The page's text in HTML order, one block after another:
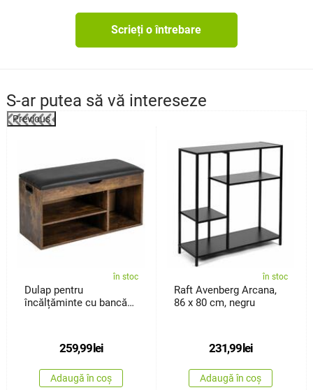
Scrieți o întrebare
S-ar putea să vă intereseze
Previous
în stoc
Dulap pentru
încălțăminte cu bancă
259,99lei
Adaugă în coș
în stoc
Raft Avenberg Arcana,
86 x 80 cm, negru
231,99lei
Adaugă în coș